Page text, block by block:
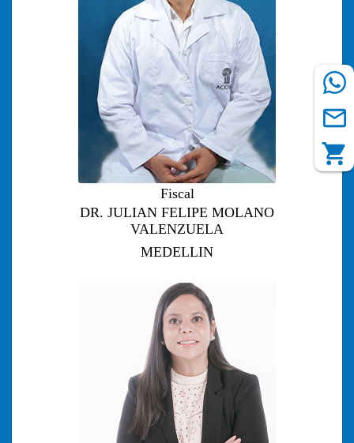
Fiscal
DR. JULIAN FELIPE MOLANO
VALENZUELA
MEDELLIN